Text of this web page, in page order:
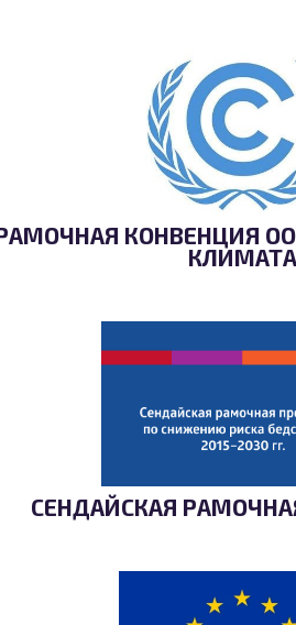
КОНВЕНЦИЯ
КЛИМАТА
СЕНДАЙСКАЯ